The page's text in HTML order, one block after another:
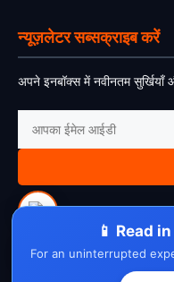
न्यूज़लेटर सब्सक्राइब करें
अपने इनबॉक्स में नवीनतम सुर्खियाँ
About UsContact Us
📱 Read
For an uninterrupted